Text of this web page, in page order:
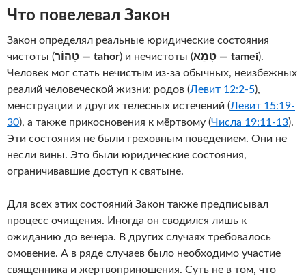
Что повелевал Закон
Закон определял реальные юридические состояния
чистоты (
טָהוֹר — tahor) и нечистоты ( טָמֵא — tamei).
Человек мог стать нечистым из-за обычных, неизбежных
реалий человеческой жизни: родов (Левит 12:2-5),
менструации и других телесных истечений (Левит 15:19-
30), а также прикосновения к мёртвому (Числа 19:11-13).
Эти состояния не были греховным поведением. Они не
несли вины. Это были юридические состояния,
ограничивавшие доступ к святыне.
Для всех этих состояний Закон также предписывал
процесс очищения. Иногда он сводился лишь к
ожиданию до вечера. В других случаях требовалось
омовение. А в ряде случаев было необходимо участие
священника и жертвоприношения. Суть не в том, что